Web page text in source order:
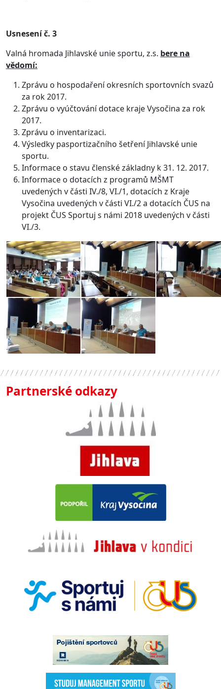
Usnesení č. 3
Valná hromada Jihlavské unie sportu, z.s. bere na
vědomí:
Zprávu o hospodaření okresních sportovních svazů
za rok 2017.
Zprávu o vyúčtování dotace kraje Vysočina za rok
2017.
Zprávu o inventarizaci.
Výsledky pasportizačního šetření Jihlavské unie
sportu.
Informace o stavu členské základny k 31. 12. 2017.
Informace o dotacích z programů MŠMT
uvedených v části IV./8, VI./1, dotacích z Kraje
Vysočina uvedených v části VI./2 a dotacích ČUS na
projekt ČUS Sportuj s námi 2018 uvedených v části
VI./3.
Partnerské odkazy